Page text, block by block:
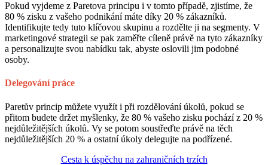
Pokud vyjdeme z Paretova principu i v tomto případě, zjistíme, že
80 % zisku z vašeho podnikání máte díky 20 % zákazníků.
Identifikujte tedy tuto klíčovou skupinu a rozdělte ji na segmenty. V
marketingové strategii se pak zaměřte cíleně právě na tyto zákazníky
a personalizujte svou nabídku tak, abyste oslovili jim podobné
osoby.
Delegování práce
Paretův princip můžete využít i při rozdělování úkolů, pokud se
přitom budete držet myšlenky, že 80 % vašeho zisku pochází z 20 %
nejdůležitějších úkolů. Vy se potom soustřeďte právě na těch
nejdůležitějších 20 % a ostatní úkoly delegujte na podřízené.
Cesta k úspěchu na zahraničních trzích